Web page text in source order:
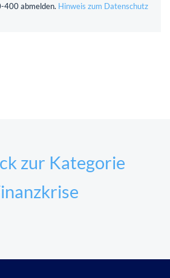
abmelden. Hinweis zum Datenschutz
zur Kategorie